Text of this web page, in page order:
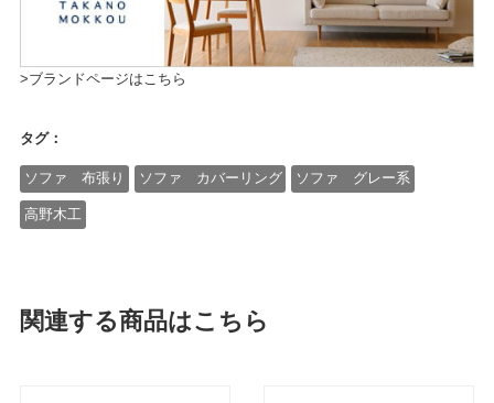
>ブランドページはこちら
タグ：
ソファ 布張り ソファ カバーリング ソファ グレー系
高野木工
関連する商品はこちら